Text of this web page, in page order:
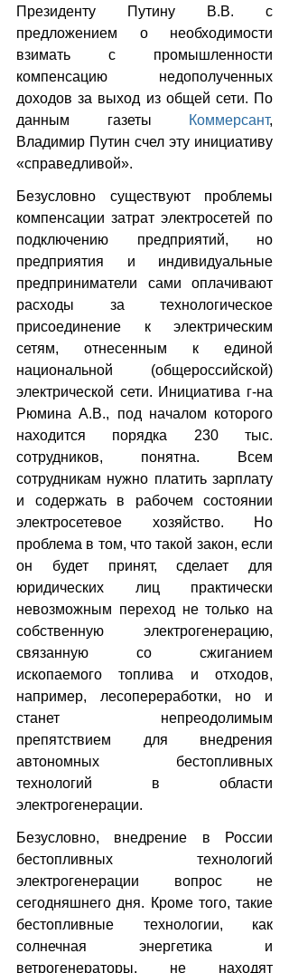
Президенту Путину В.В. с
предложением о необходимости
взимать с промышленности
компенсацию недополученных
доходов за выход из общей сети. По
данным газеты
Коммерсант,
Владимир Путин счел эту инициативу
«справедливой».
Безусловно существуют проблемы
компенсации затрат электросетей по
подключению предприятий, но
предприятия и индивидуальные
предприниматели сами оплачивают
расходы за технологическое
присоединение к электрическим
сетям, отнесенным к единой
национальной (общероссийской)
электрической сети. Инициатива г-на
Рюмина А.В., под началом которого
находится порядка 230 тыс.
сотрудников, понятна. Всем
сотрудникам нужно платить зарплату
и содержать в рабочем состоянии
электросетевое хозяйство. Но
проблема в том, что такой закон, если
он будет принят, сделает для
юридических лиц практически
невозможным переход не только на
собственную электрогенерацию,
связанную со сжиганием
ископаемого топлива и отходов,
например, лесопереработки, но и
станет непреодолимым
препятствием для внедрения
автономных бестопливных
технологий в области
электрогенерации.
Безусловно, внедрение в России
бестопливных технологий
электрогенерации вопрос не
сегодняшнего дня. Кроме того, такие
бестопливные технологии, как
солнечная энергетика и
ветрогенераторы, не находят